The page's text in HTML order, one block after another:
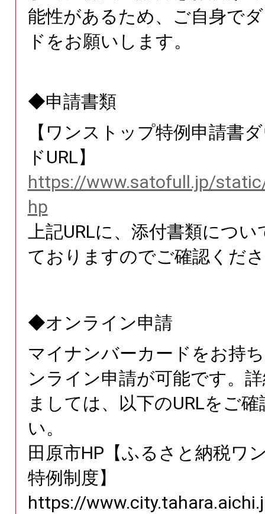
能性があるため、ご自身で
ドをお願いします。
◆申請書類
【ワンストップ特例申請書
ドURL】
https://www.satofull.jp/
hp
上記URLに、添付書類につい
ておりますのでご確認くだ
◆オンライン申請
マイナンバーカードをお持
ンライン申請が可能です。
ましては、以下のURLをご
い。
田原市HP【ふるさと納税ワ
特例制度】
https://